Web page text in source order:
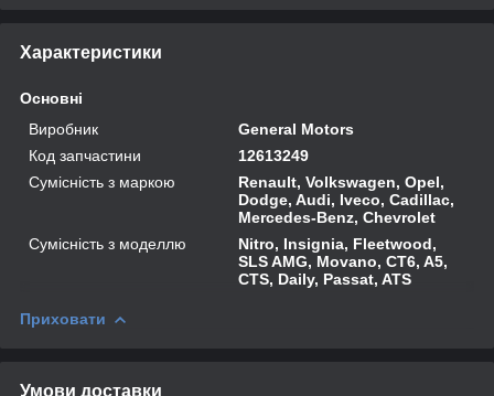
Характеристики
Основні
Виробник
General Motors
Код запчастини
12613249
Сумісність з маркою
Renault, Volkswagen, Opel,
Dodge, Audi, Iveco, Cadillac,
Mercedes-Benz, Chevrolet
Сумісність з моделлю
Nitro, Insignia, Fleetwood,
SLS AMG, Movano, CT6, A5,
CTS, Daily, Passat, ATS
Приховати
Умови доставки